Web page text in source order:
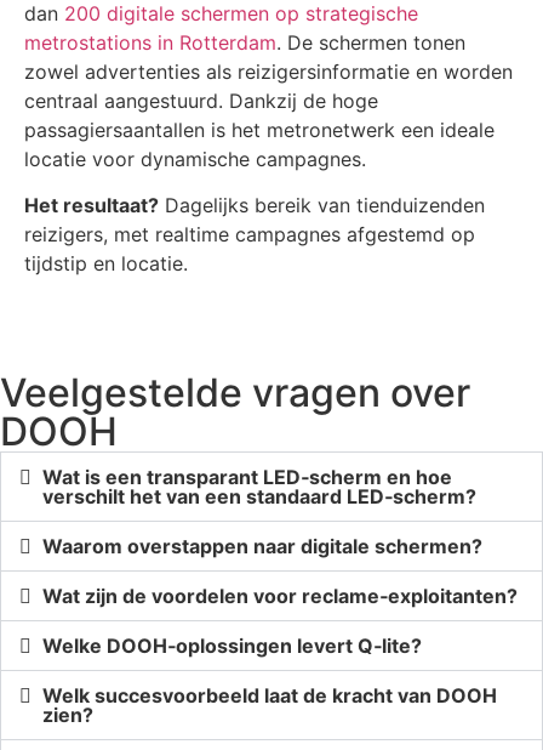
dan 200 digitale schermen op strategische
metrostations in Rotterdam. De schermen tonen
zowel advertenties als reizigersinformatie en worden
centraal aangestuurd. Dankzij de hoge
passagiersaantallen is het metronetwerk een ideale
locatie voor dynamische campagnes.
Het resultaat? Dagelijks bereik van tienduizenden
reizigers, met realtime campagnes afgestemd op
tijdstip en locatie.
Veelgestelde vragen over
DOOH
Wat is een transparant LED‑scherm en hoe
verschilt het van een standaard LED‑scherm?
Waarom overstappen naar digitale schermen?
Wat zijn de voordelen voor reclame‑exploitanten?
Welke DOOH‑oplossingen levert Q‑lite?
Welk succesvoorbeeld laat de kracht van DOOH
zien?